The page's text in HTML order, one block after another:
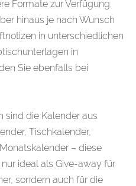
Formate zur Verfügung.
hinaus je nach Wunsch
in unterschiedlichen
in
Sie ebenfalls bei
sind die Kalender aus
Tischkalender,
– diese
ideal als Give-away für
sondern auch für die